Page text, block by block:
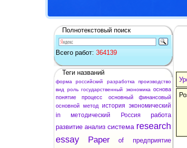
Полнотекстовый поиск
Всего работ: 364139
Теги названий
форма российский разработка
производство
вид
роль государственный экономика основа
понятие
процесс основный
финансовый
основной метод история экономический
in
методический Россия
работа
развитие анализ система research
essay
Paper of
предприятие